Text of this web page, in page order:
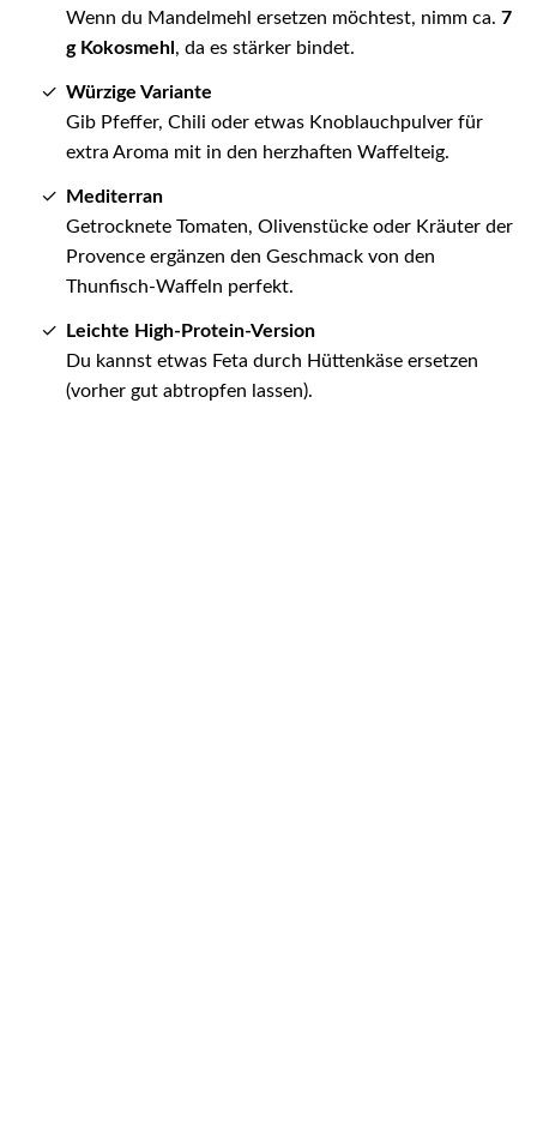
Wenn du Mandelmehl ersetzen möchtest, nimm ca. 7
g Kokosmehl , da es stärker bindet.
Würzige Variante
Gib Pfeffer, Chili oder etwas Knoblauchpulver für
extra Aroma mit in den herzhaften Waffelteig.
Mediterran
Getrocknete Tomaten, Olivenstücke oder Kräuter der
Provence ergänzen den Geschmack von den
Thunfisch-Waffeln perfekt.
Leichte High-Protein-Version
Du kannst etwas Feta durch Hüttenkäse ersetzen
(vorher gut abtropfen lassen).